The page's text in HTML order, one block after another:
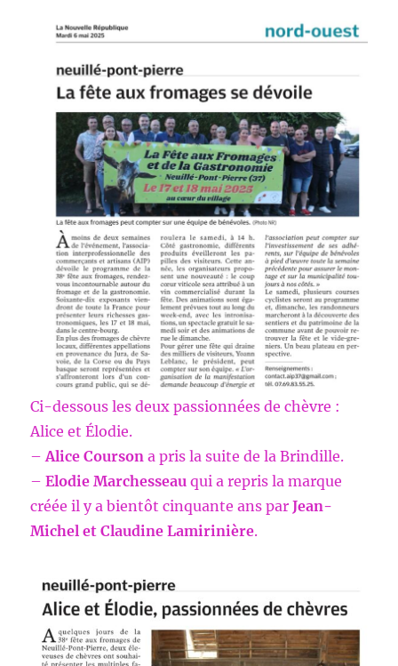
Ci-dessous les deux passionnées de chèvre :
Alice et Élodie.
–Alice Courson a pris la suite de la Brindille.
–Elodie Marchesseau qui a repris la marque
créée il y a bientôt cinquante ans parJean-
Michel et Claudine Lamirinière.